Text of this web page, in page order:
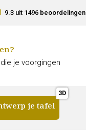
9.3 uit 1496 beoordelingen
je voorgingen
je tafel